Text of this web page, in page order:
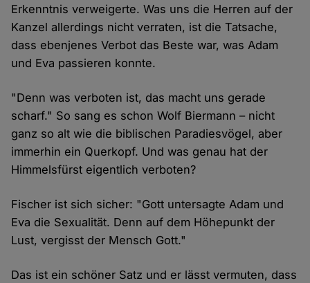
Erkenntnis verweigerte. Was uns die Herren auf der
Kanzel allerdings nicht verraten, ist die Tatsache,
dass ebenjenes Verbot das Beste war, was Adam
und Eva passieren konnte.
"Denn was verboten ist, das macht uns gerade
scharf." So sang es schon Wolf Biermann – nicht
ganz so alt wie die biblischen Paradiesvögel, aber
immerhin ein Querkopf. Und was genau hat der
Himmelsfürst eigentlich verboten?
Fischer ist sich sicher: "Gott untersagte Adam und
Eva die Sexualität. Denn auf dem Höhepunkt der
Lust, vergisst der Mensch Gott."
Das ist ein schöner Satz und er lässt vermuten, dass